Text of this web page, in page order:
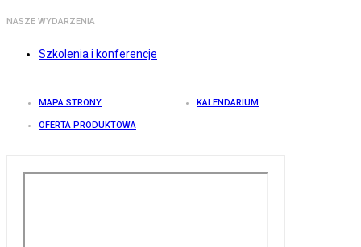
NASZE WYDARZENIA
Szkolenia i konferencje
MAPA STRONY KALENDARIUM
OFERTA PRODUKTOWA